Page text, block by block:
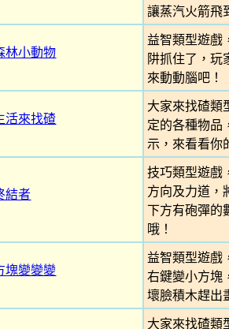
讓蒸汽火箭飛
林小動物
益智類型遊戲
阱抓住了，玩
來動動腦吧！
活來找碴
大家來找碴類
定的各種物品
示，來看看你
結者
技巧類型遊戲
方向及力道，
下方有砲彈的
哦！
塊變變變
益智類型遊戲
右鍵變小方塊
壞臉積木趕出
大家來找碴類